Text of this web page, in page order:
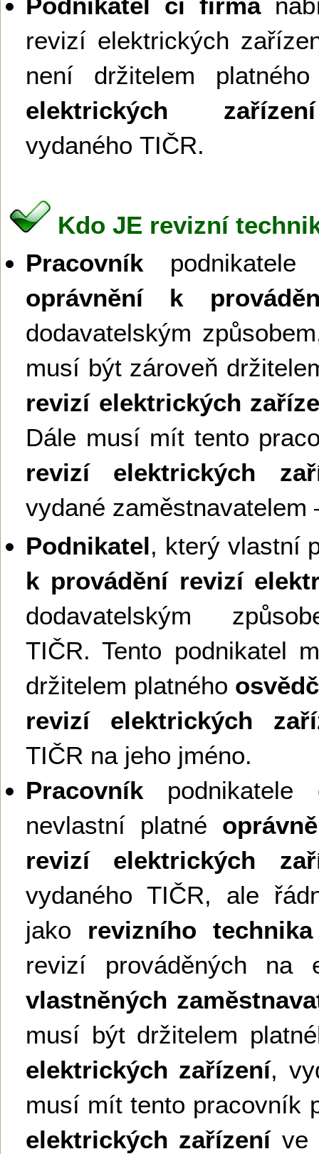
revizí elektrických
není držitelem
elektrických zařízení
vydaného TIČR.
Kdo JE revizní
Pracovník
oprávnění k
dodavatelským
musí být zároveň
revizí elektrických
Dále musí mít tento
revizí elektrických
vydané zaměstnavatelem
Podnikatel, který vlastní
k provádění revizí
dodavatelským
TIČR. Tento podnikatel
držitelem platného
revizí elektrických
TIČR na jeho jméno.
Pracovník
nevlastní platné
revizí elektrických
vydaného TIČR, ale
jako revizního
revizí prováděných na
vlastněných
musí být držitelem
elektrických zařízení,
musí mít tento pracovník
elektrických zařízeníve